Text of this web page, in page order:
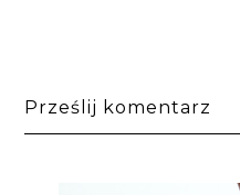
Prześlij komentarz